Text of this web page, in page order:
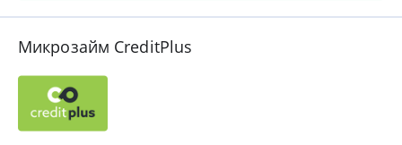
Микрозайм CreditPlus